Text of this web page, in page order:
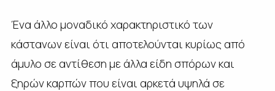
Ένα άλλο μοναδικό χαρακτηριστικό των
κάστανων είναι ότι αποτελούνται κυρίως από
άμυλο σε αντίθεση με άλλα είδη σπόρων και
ξηρών καρπών που είναι αρκετά υψηλά σε